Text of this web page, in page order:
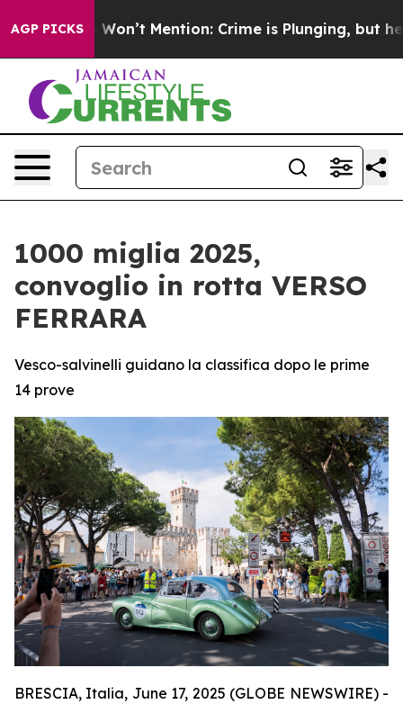
AGP PICKS
Trump Won’t Mention: Crime is Plunging, but he
1000 miglia 2025,
convoglio in rotta VERSO
FERRARA
Vesco-salvinelli guidano la classifica dopo le prime
14 prove
BRESCIA, Italia, June 17, 2025 (GLOBE NEWSWIRE) -